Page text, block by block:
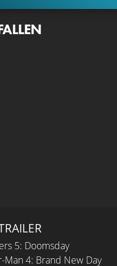
5: Doomsday
Man 4: Brand New Day